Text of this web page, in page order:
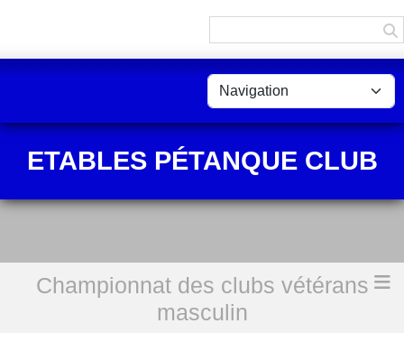
ETABLES PÉTANQUE CLUB
Championnat des clubs vétérans
masculin
Accueil
Championnat des clubs vétérans masculins équipe 1